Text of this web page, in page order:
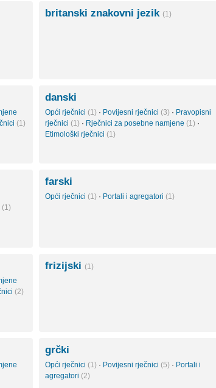
britanski znakovni jezik (1)
(1)
danski
Opći rječnici (1) · Povijesni rječnici (3) · Pravopisni
rječnici (1) · Rječnici za posebne namjene (1) ·
Etimološki rječnici (1)
(1)
farski
Opći rječnici (1) · Portali i agregatori (1)
(2)
frizijski (1)
grčki
Opći rječnici (1) · Povijesni rječnici (5) · Portali i
agregatori (2)